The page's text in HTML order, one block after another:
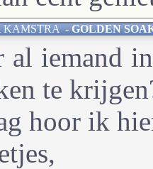
-GOLDEN
al iemand
te
hoor ik